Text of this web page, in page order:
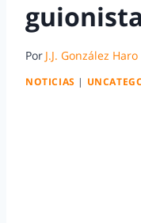
guionista
Por J.J. González Haro
NOTICIAS |